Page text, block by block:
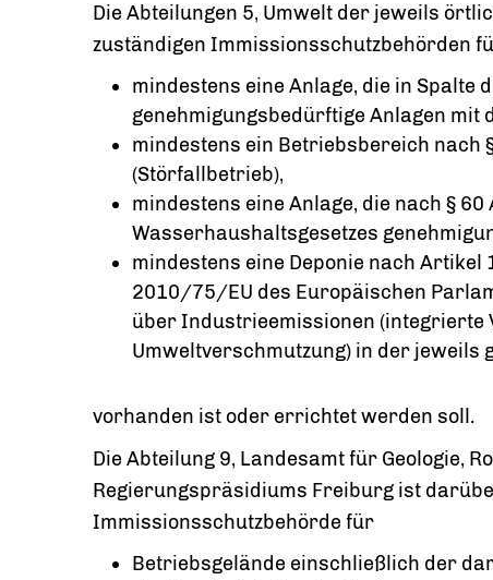
Die Abteilungen 5, Umwelt der jeweils
zuständigen Immissionsschutzbehörden
mindestens eine Anlage, die in Spalte
genehmigungsbedürftige Anlagen mit
mindestens ein Betriebsbereich nach
(Störfallbetrieb),
mindestens eine Anlage, die nach §
Wasserhaushaltsgesetzes
mindestens eine Deponie nach
2010/75/EU des Europäischen
über Industrieemissionen (integrierte
Umweltverschmutzung) in der jeweils
vorhanden ist oder errichtet werden soll.
Die Abteilung 9, Landesamt für Geologie,
Regierungspräsidiums Freiburg ist
Immissionsschutzbehörde für
Betriebsgelände einschließlich der